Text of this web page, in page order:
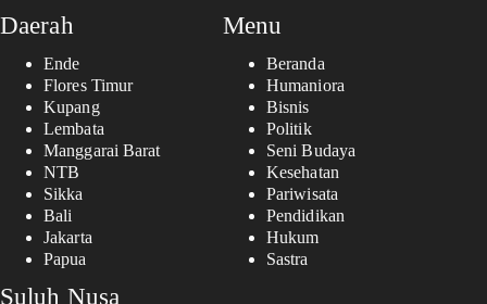
Daerah
Ende
Flores Timur
Kupang
Lembata
Manggarai Barat
NTB
Sikka
Bali
Jakarta
Papua
Menu
Beranda
Humaniora
Bisnis
Politik
Seni Budaya
Kesehatan
Pariwisata
Pendidikan
Hukum
Sastra
Suluh Nusa